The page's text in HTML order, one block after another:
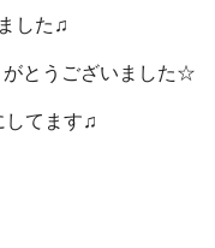
した♫
がとうございました☆
してます♫